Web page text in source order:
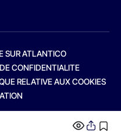
SUR ATLANTICO
CONFIDENTIALITE
RELATIVE AUX COOKIES